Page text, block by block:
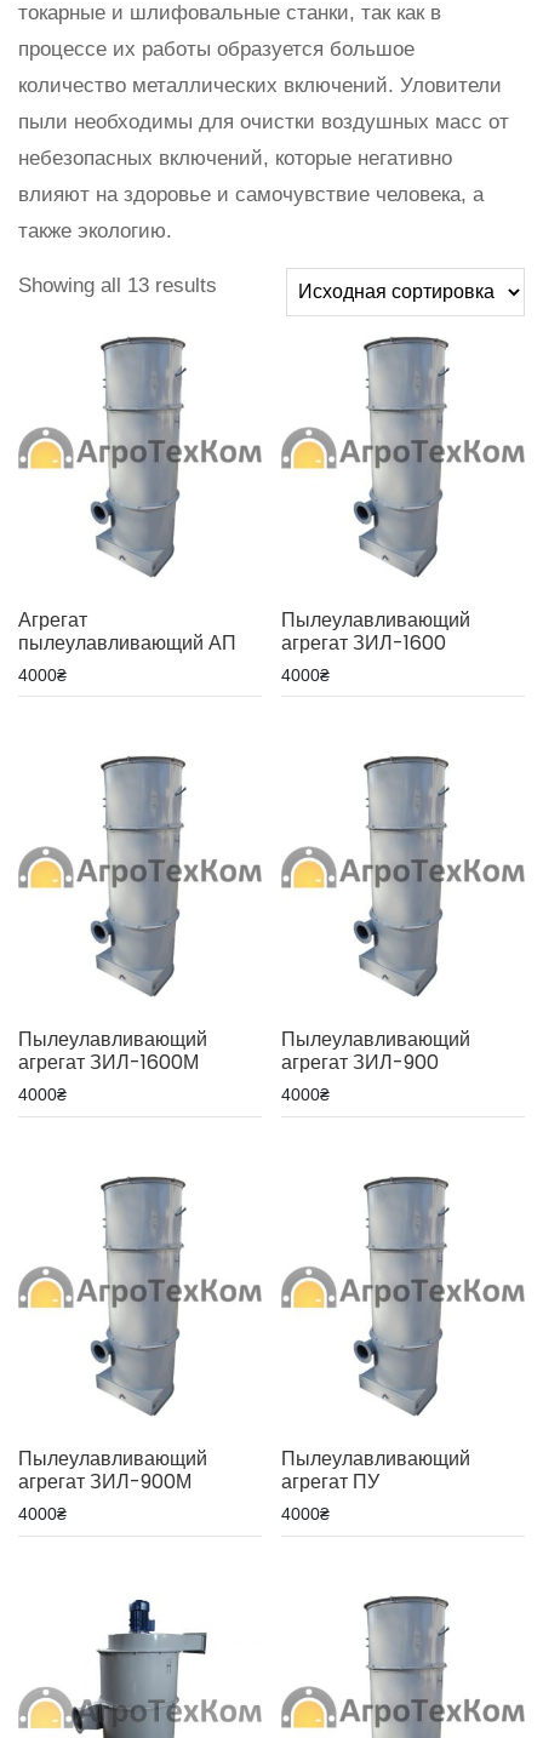
токарные и шлифовальные станки, так как в
процессе их работы образуется большое
количество металлических включений. Уловители
пыли необходимы для очистки воздушных масс от
небезопасных включений, которые негативно
влияют на здоровье и самочувствие человека, а
также экологию.
Showing all 13 results
Агрегат
пылеулавливающий АП
4000₴
Пылеулавливающий
агрегат ЗИЛ-1600
4000₴
Пылеулавливающий
агрегат ЗИЛ-1600М
4000₴
Пылеулавливающий
агрегат ЗИЛ-900
4000₴
Пылеулавливающий
агрегат ЗИЛ-900М
4000₴
Пылеулавливающий
агрегат ПУ
4000₴